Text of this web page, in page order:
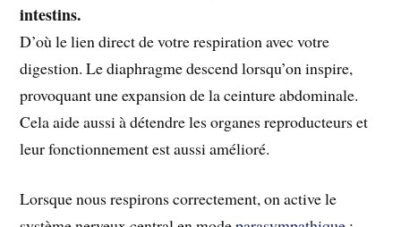
intestins.
D’où le lien direct de votre respiration avec votre
digestion. Le diaphragme descend lorsqu’on inspire,
provoquant une expansion de la ceinture abdominale.
Cela aide aussi à détendre les organes reproducteurs et
leur fonctionnement est aussi amélioré.
Lorsque nous respirons correctement, on active le